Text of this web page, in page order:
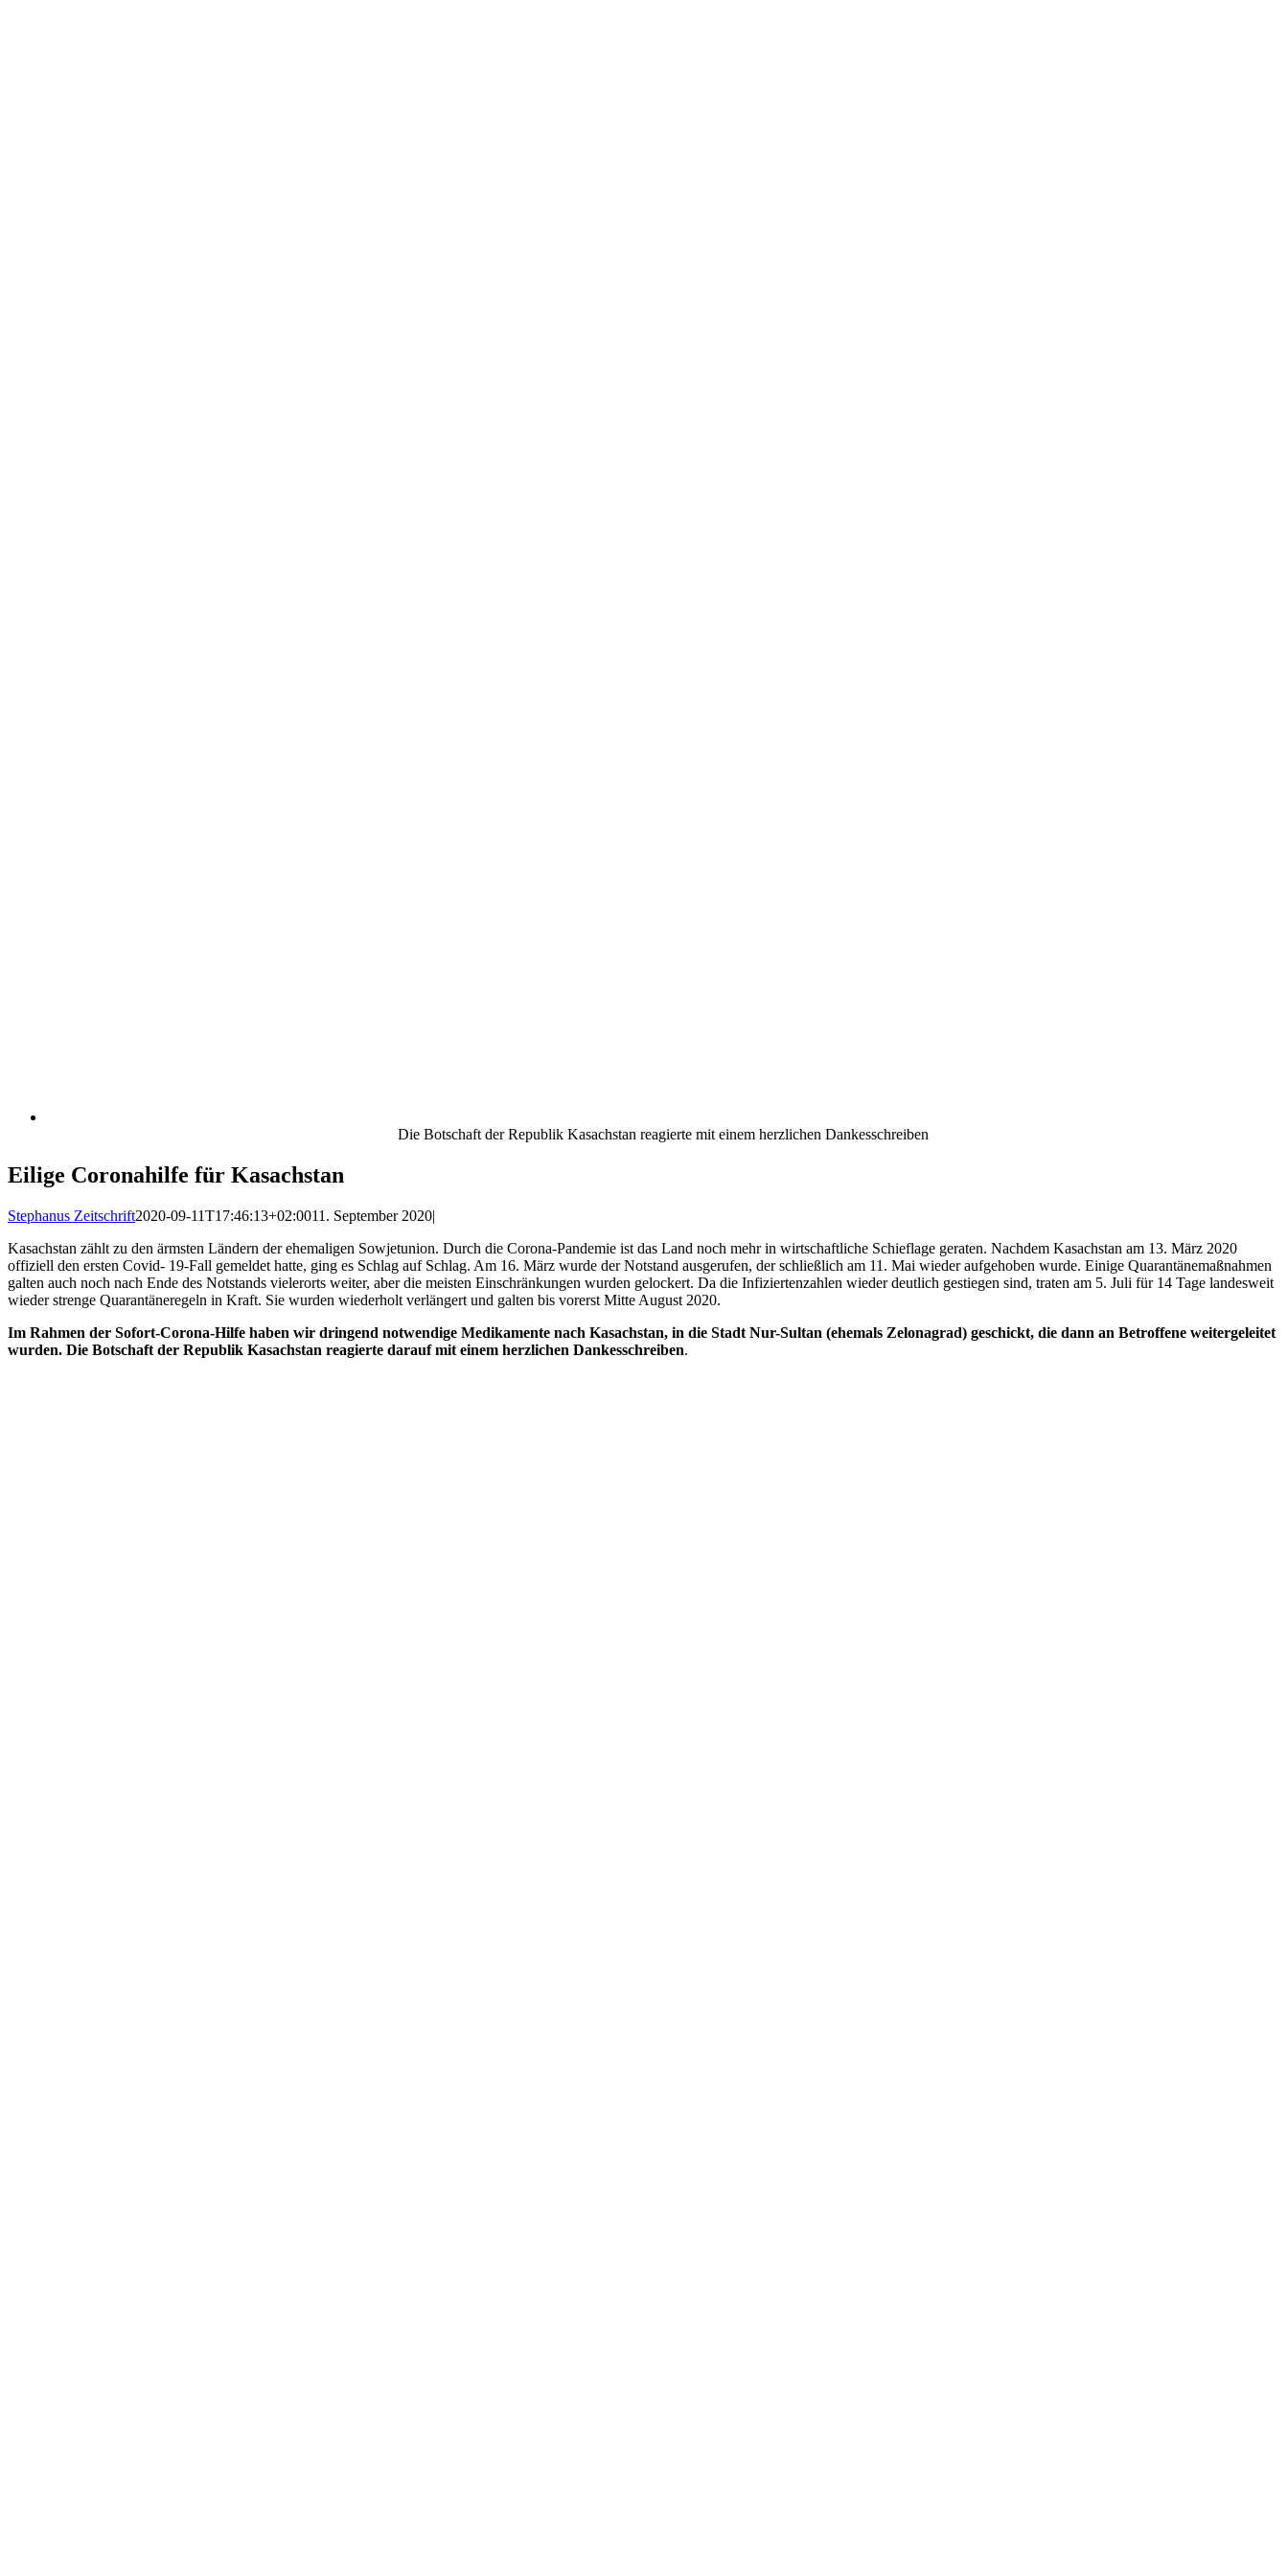
Die Botschaft der Republik Kasachstan reagierte mit einem herzlichen Dankesschreiben
Eilige Coronahilfe für Kasachstan
Stephanus Zeitschrift2020-09-11T17:46:13+02:0011. September 2020|
Kasachstan zählt zu den ärmsten Ländern der ehemaligen Sowjetunion. Durch die Corona-Pandemie ist das Land noch mehr in wirtschaftliche Schieflage geraten. Nachdem Kasachstan am 13. März 2020
offiziell den ersten Covid- 19-Fall gemeldet hatte, ging es Schlag auf Schlag. Am 16. März wurde der Notstand ausgerufen, der schließlich am 11. Mai wieder aufgehoben wurde. Einige Quarantänemaßnahmen
galten auch noch nach Ende des Notstands vielerorts weiter, aber die meisten Einschränkungen wurden gelockert. Da die Infiziertenzahlen wieder deutlich gestiegen sind, traten am 5. Juli für 14 Tage landesweit
wieder strenge Quarantäneregeln in Kraft. Sie wurden wiederholt verlängert und galten bis vorerst Mitte August 2020.
Im Rahmen der Sofort-Corona-Hilfe haben wir dringend notwendige Medikamente nach Kasachstan, in die Stadt Nur-Sultan (ehemals Zelonagrad) geschickt, die dann an Betroffene weitergeleitet
wurden. Die Botschaft der Republik Kasachstan reagierte darauf mit einem herzlichen Dankesschreiben.